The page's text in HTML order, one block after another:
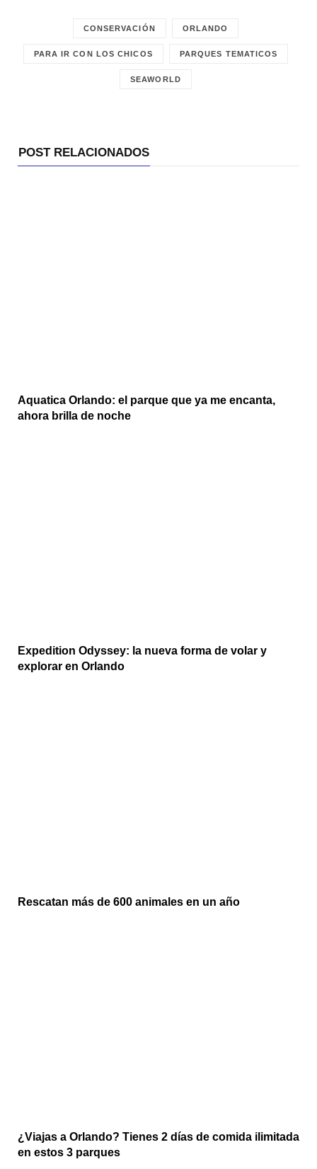
CONSERVACIÓN ORLANDO
PARA IR CON LOS CHICOS PARQUES TEMATICOS
SEAWORLD
POST RELACIONADOS
Aquatica Orlando: el parque que ya me encanta,
ahora brilla de noche
Expedition Odyssey: la nueva forma de volar y
explorar en Orlando
Rescatan más de 600 animales en un año
¿Viajas a Orlando? Tienes 2 días de comida ilimitada
en estos 3 parques